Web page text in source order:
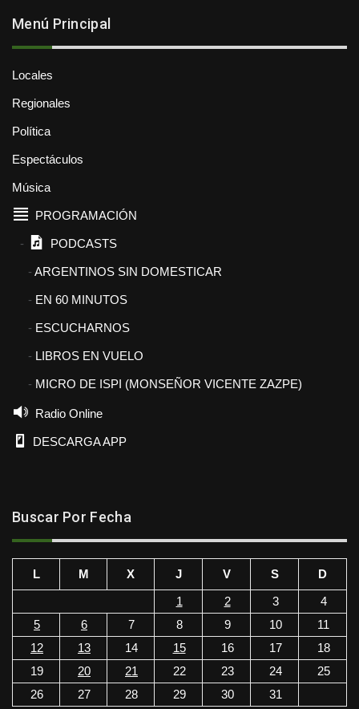
Menú Principal
Locales
Regionales
Política
Espectáculos
Música
PROGRAMACIÓN
PODCASTS
ARGENTINOS SIN DOMESTICAR
EN 60 MINUTOS
ESCUCHARNOS
LIBROS EN VUELO
MICRO DE ISPI (MONSEÑOR VICENTE ZAZPE)
Radio Online
DESCARGA APP
Buscar Por Fecha
L M X J V S
D
1
2 3
4
5
6 7 8 9 10
11
12
13 14 15 16 17
18
19
20 21 22 23 24
25
26
27 28 29 30 31